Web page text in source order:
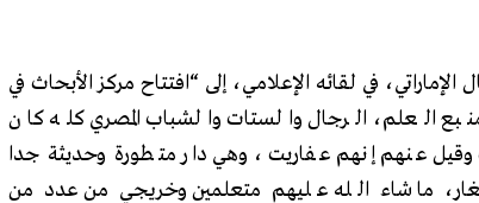
في لقائه الإعلامي، إلى “افتتاح مركز الأبحاث في
العلم، الرجال والستات والشباب المصري كله كان
وقيل عنهم إنهم عفاريت، وهي دار متطورة وحديثة جدا
ما شاء الله عليهم متعلمين وخريجي من عدد من